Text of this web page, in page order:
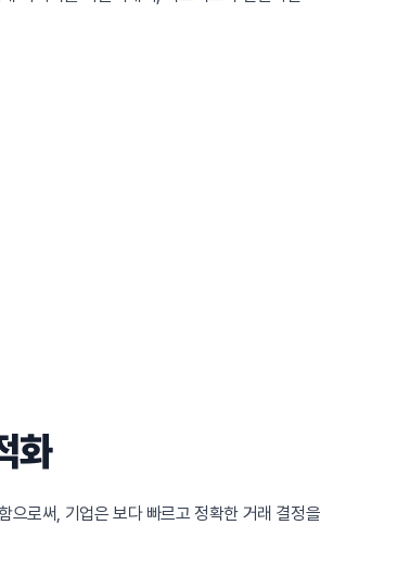
화
으로써, 기업은 보다 빠르고 정확한 거래 결정을